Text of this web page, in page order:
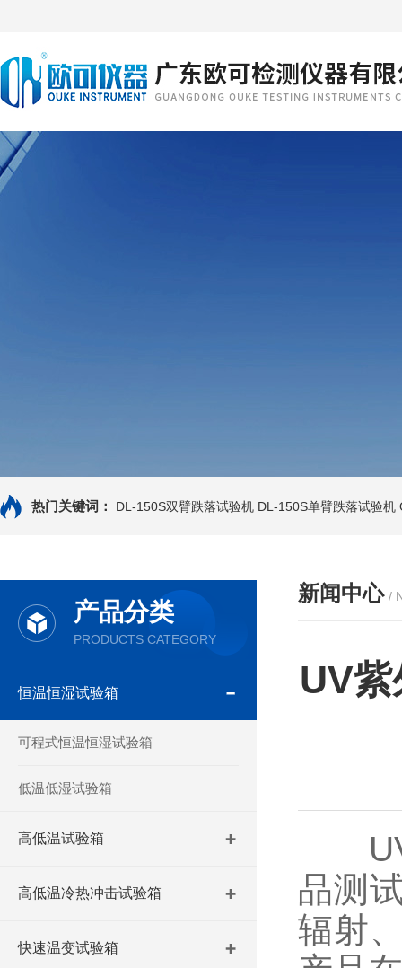
热门关键词： DL-150S双臂跌落试验机 DL-150S单臂跌落试验机
产品分类
PRODUCTS CATEGORY
恒温恒湿试验箱
可程式恒温恒湿试验箱
低温低湿试验箱
高低温试验箱
高低温冷热冲击试验箱
快速温变试验箱
新闻中心 /
UV
UV
品测
辐射